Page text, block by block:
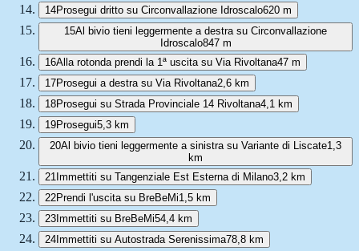
14Prosegui dritto su Circonvallazione Idroscalo620 m
15Al bivio tieni leggermente a destra su Circonvallazione
Idroscalo847 m
16Alla rotonda prendi la 1ª uscita su Via Rivoltana47 m
17Prosegui a destra su Via Rivoltana2,6 km
18Prosegui su Strada Provinciale 14 Rivoltana4,1 km
19Prosegui5,3 km
20Al bivio tieni leggermente a sinistra su Variante di Liscate1,3
km
21 Immettiti su Tangenziale Est Esterna di Milano3,2 km
22Prendi l'uscita su BreBeMi1,5 km
23Immettiti su BreBeMi54,4 km
24Immettiti su Autostrada Serenissima78,8 km